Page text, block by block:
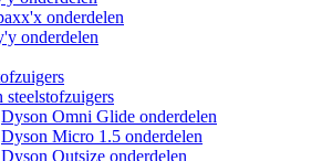
onderdelen
onderdelen
steelstofzuigers
Dyson Omni Glide onderdelen
Dyson Micro 1.5 onderdelen
Dyson Outsize onderdelen